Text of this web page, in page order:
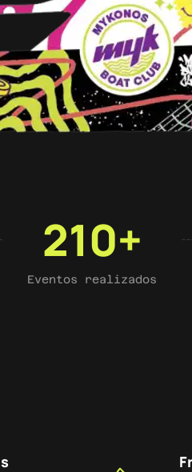
210+
Eventos realizados